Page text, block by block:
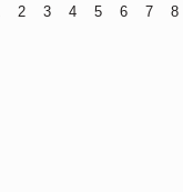
2 3 4 5 6 7 8